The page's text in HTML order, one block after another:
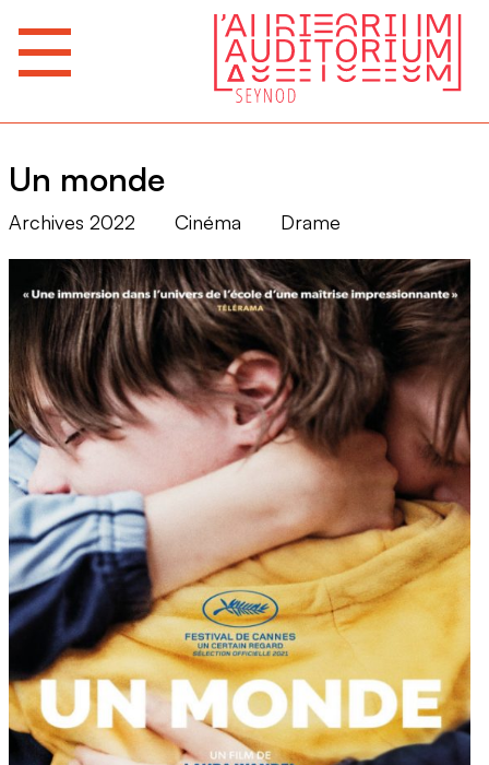
Un monde
Archives 2022 Cinéma Drame